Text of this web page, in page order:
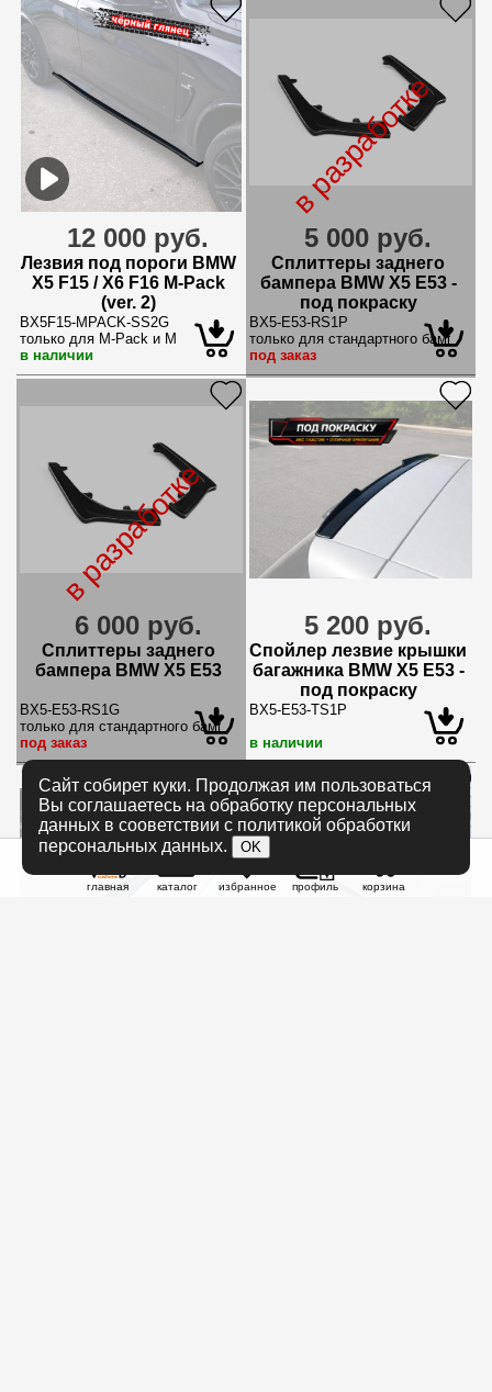
12 000 руб.
Лезвия под пороги BMW
X5 F15 / X6 F16 M-Pack
(ver. 2)
BX5F15-MPACK-SS2G
только для M-Pack и M
в наличии
в разработке
5 000 руб.
Сплиттеры заднего
бампера BMW X5 E53 -
под покраску
BX5-E53-RS1P
только для стандартного бампера
под заказ
в разработке
6 000 руб.
Сплиттеры заднего
бампера BMW X5 E53
BX5-E53-RS1G
только для стандартного бампера
под заказ
5 200 руб.
Спойлер лезвие крышки
багажника BMW X5 E53 -
под покраску
BX5-E53-TS1P
в наличии
главная каталог избранное профиль корзина
Сайт собирет куки. Продолжая им пользоваться
Вы соглашаетесь на обработку персональных
данных в сооветствии с политикой обработки
персональных данных.
OK